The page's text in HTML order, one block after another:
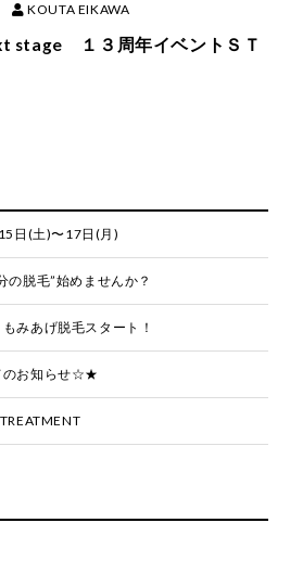
KOUTA EIKAWA
１３周年イベントＳＴ
日(土)〜17日(月)
の脱毛”始めませんか？
みあげ脱毛スタート！
のお知らせ☆★